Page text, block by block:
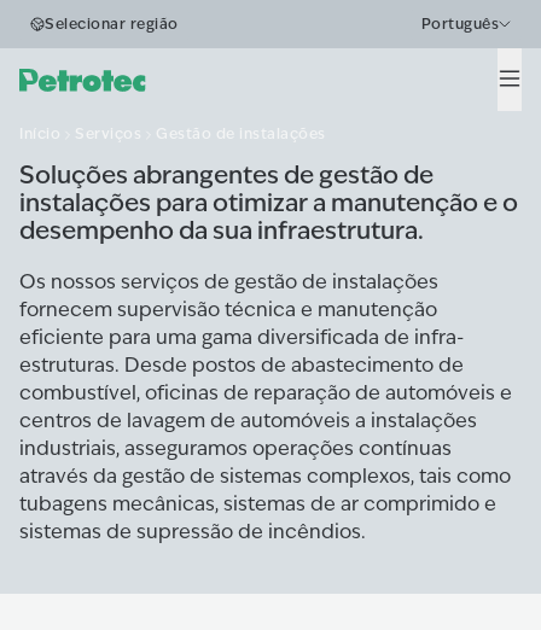
Selecionar região Português
Início Serviços Gestão de instalações
instalações
Soluções abrangentes de gestão de
instalações para otimizar a manutenção e o
desempenho da sua infraestrutura.
Os nossos serviços de gestão de instalações
fornecem supervisão técnica e manutenção
eficiente para uma gama diversificada de infra-
estruturas. Desde postos de abastecimento de
combustível, oficinas de reparação de automóveis e
centros de lavagem de automóveis a instalações
industriais, asseguramos operações contínuas
através da gestão de sistemas complexos, tais como
tubagens mecânicas, sistemas de ar comprimido e
sistemas de supressão de incêndios.